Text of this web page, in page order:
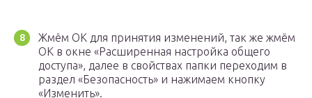
Жмём ОК для принятия изменений, так же жмём
ОК в окне «Расширенная настройка общего
доступа», далее в свойствах папки переходим в
раздел «Безопасность» и нажимаем кнопку
«Изменить».